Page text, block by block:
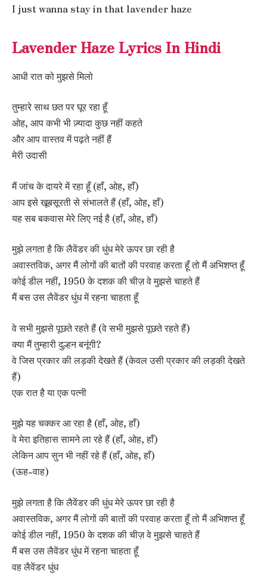
I just wanna stay in that lavender haze
Lavender Haze Lyrics In Hindi
आधी रात को मुझसे मिलो
तुम्हारे साथ छत पर घूर रहा हूँ
ओह, आप कभी भी ज़्यादा कुछ नहीं कहते
और आप वास्तव में पढ़ते नहीं हैं
मेरी उदासी
मैं जांच के दायरे में रहा हूँ (हाँ, ओह, हाँ)
आप इसे खूबसूरती से संभालते हैं (हाँ, ओह, हाँ)
यह सब बकवास मेरे लिए नई है (हाँ, ओह, हाँ)
मुझे लगता है कि लैवेंडर की धुंध मेरे ऊपर छा रही है
अवास्तविक, अगर मैं लोगों की बातों की परवाह करता हूँ तो मैं अभिशप्त हूँ
कोई डील नहीं, 1950 के दशक की चीज़ वे मुझसे चाहते हैं
मैं बस उस लैवेंडर धुंध में रहना चाहता हूँ
वे सभी मुझसे पूछते रहते हैं (वे सभी मुझसे पूछते रहते हैं)
क्या मैं तुम्हारी दुल्हन बनूंगी?
वे जिस प्रकार की लड़की देखते हैं (केवल उसी प्रकार की लड़की देखते
हैं)
एक रात है या एक पत्नी
मुझे यह चक्कर आ रहा है (हाँ, ओह, हाँ)
वे मेरा इतिहास सामने ला रहे हैं (हाँ, ओह, हाँ)
लेकिन आप सुन भी नहीं रहे हैं (हाँ, ओह, हाँ)
(ऊह-वाह)
मुझे लगता है कि लैवेंडर की धुंध मेरे ऊपर छा रही है
अवास्तविक, अगर मैं लोगों की बातों की परवाह करता हूँ तो मैं अभिशप्त हूँ
कोई डील नहीं, 1950 के दशक की चीज़ वे मुझसे चाहते हैं
मैं बस उस लैवेंडर धुंध में रहना चाहता हूँ
वह लैवेंडर धुंध